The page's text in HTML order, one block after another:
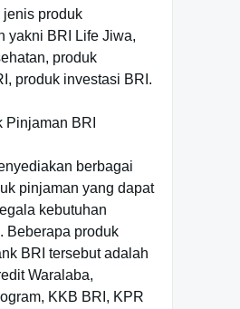
jenis produk
yakni BRI Life Jiwa,
produk
produk investasi BRI.
Pinjaman BRI
berbagai
pinjaman yang dapat
kebutuhan
Beberapa produk
BRI tersebut adalah
Waralaba,
KKB BRI, KPR